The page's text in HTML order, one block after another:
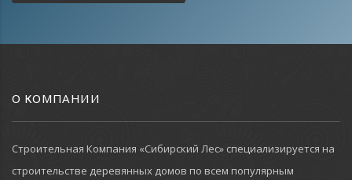
О КОМПАНИИ
Строительная Компания «Сибирский Лес» специализируется на
строительстве деревянных домов по всем популярным